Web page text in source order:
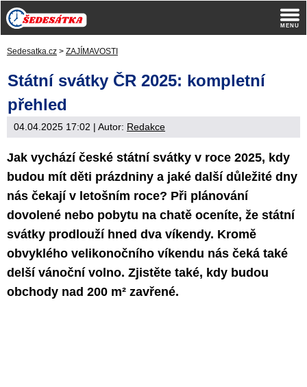
Sedesatka.cz > ZAJÍMAVOSTI
Státní svátky ČR 2025: kompletní
přehled
04.04.2025 17:02 | Autor: Redakce
Jak vychází české státní svátky v roce 2025, kdy
budou mít děti prázdniny a jaké další důležité dny
nás čekají v letošním roce? Při plánování
dovolené nebo pobytu na chatě oceníte, že státní
svátky prodlouží hned dva víkendy. Kromě
obvyklého velikonočního víkendu nás čeká také
delší vánoční volno. Zjistěte také, kdy budou
obchody nad 200 m² zavřené.